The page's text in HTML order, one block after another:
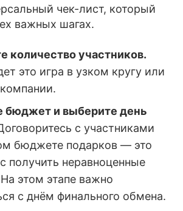
чек-лист, который
важных шагах.
количество участников.
это игра в узком кругу или
бюджет и выберите день
с участниками
бюджете подарков — это
получить неравноценные
этом этапе важно
с днём финального обмена.